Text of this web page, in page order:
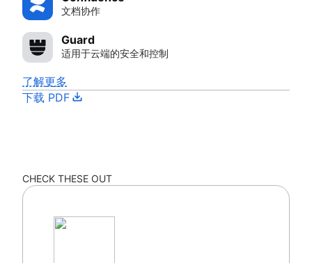
文档协作
Guard
适用于云端的安全和控制
了解更多
下载 PDF
CHECK THESE OUT